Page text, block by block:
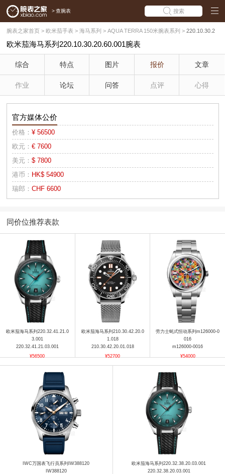
> 查腕表 搜索
腕表之家首页 > 欧米茄手表 > 海马系列 > AQUA TERRA 150米腕表系列 > 220.10.30.2
0.60.001
欧米茄海马系列220.10.30.20.60.001腕表
综合 特点 图片 报价 文章
作业 论坛 问答 点评 心得
官方媒体公价
价格： ¥ 56500
欧元： € 7600
美元： $ 7800
港币： HK$ 54900
瑞郎： CHF 6600
同价位推荐表款
欧米茄海马系列220.32.41.21.0
3.001
220.32.41.21.03.001
¥56500
欧米茄海马系列210.30.42.20.0
1.018
210.30.42.20.01.018
¥52700
劳力士蚝式恒动系列m126000-0
016
m126000-0016
¥54000
IWC万国表飞行员系列IW388120
IW388120
欧米茄海马系列220.32.38.20.03.001
220.32.38.20.03.001